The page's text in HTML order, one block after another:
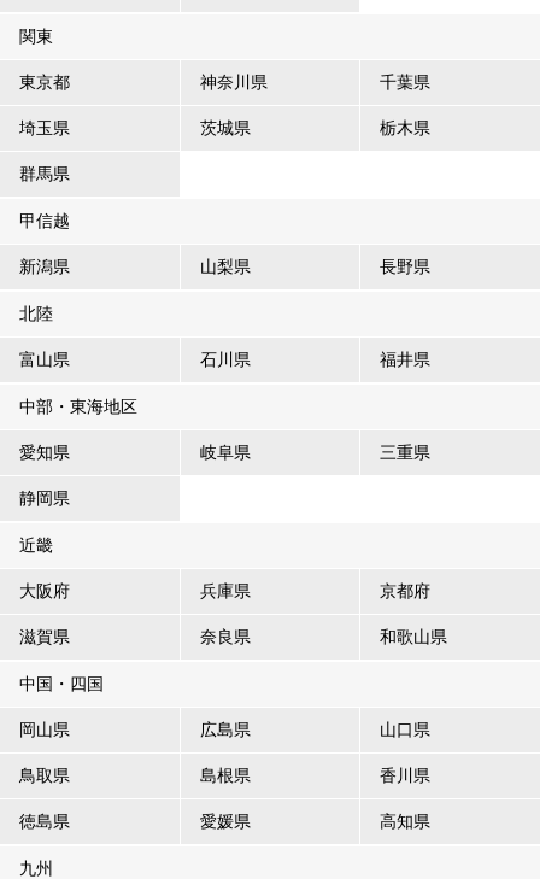
関東
東京都 神奈川県 千葉県
埼玉県 茨城県 栃木県
群馬県
甲信越
新潟県 山梨県 長野県
北陸
富山県 石川県 福井県
中部・東海地区
愛知県 岐阜県 三重県
静岡県
近畿
大阪府 兵庫県 京都府
滋賀県 奈良県 和歌山県
中国・四国
岡山県 広島県 山口県
鳥取県 島根県 香川県
徳島県 愛媛県 高知県
九州